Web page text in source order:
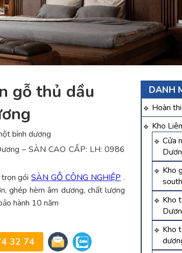
DANH
Hoàn
Kho
Cửa
Kho
Kho
Kho
gỗ thủ dầu
bình dương
– SÀN CAO CẤP: LH: 0986
trọn góiSÀN GỖ CÔNG NGHIỆP .
ghép hèm âm dương, chất lượng
hành 10 năm
32 74